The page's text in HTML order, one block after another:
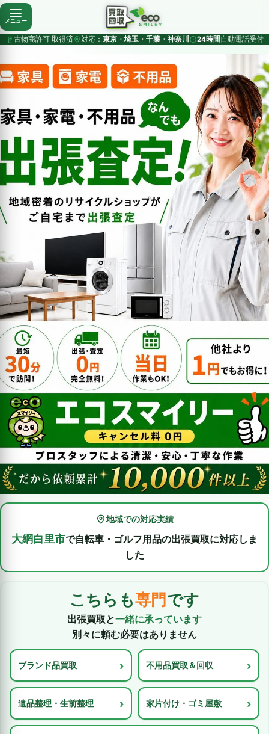
メニュー
古物商許可 取得済 対応： 東京・埼玉・千葉・神奈川 24時間自動電話受付
地域での対応実績
越谷市で3人掛けソファ・ローテーブルの出張買取に対
応しました
こちらも専門です
出張買取と一緒に承っています
別々に頼む必要はありません
ブランド品買取 › 不用品買取＆回収 ›
遺品整理・生前整理 › 家片付け・ゴミ屋敷 ›